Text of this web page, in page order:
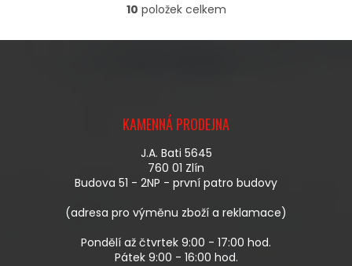
O
L
Í
P
R
V
K
V
P
I
10 položek celkem
KAMENNÁ PRODEJNA
J.A. Bati 5645
760 01 Zlín
Budova 51 - 2NP - první patro budovy
(adresa pro výměnu zboží a reklamace)
Pondělí až čtvrtek 9:00 - 17:00 hod.
Pátek 9:00 - 16:00 hod.